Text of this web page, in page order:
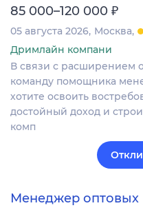
85 000–120 000 ₽
05 августа 2026 Москва
Дримлайн компани
В связи с расширением
команду помощника
хотите освоить
достойный доход и
комп
Менеджер